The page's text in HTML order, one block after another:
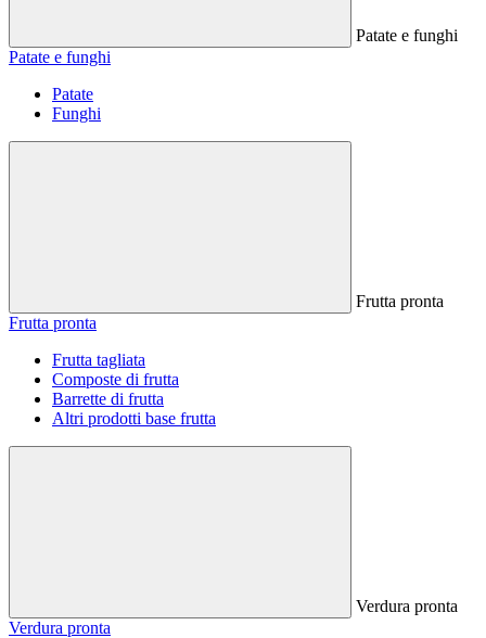
Patate e funghi
Patate e funghi
Patate
Funghi
Frutta pronta
Frutta pronta
Frutta tagliata
Composte di frutta
Barrette di frutta
Altri prodotti base frutta
Verdura pronta
Verdura pronta